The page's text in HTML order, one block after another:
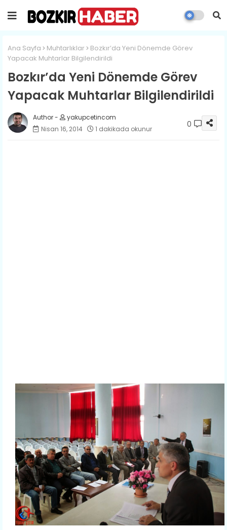
Ana Sayfa Muhtarlıklar
Bozkır’da Yeni Dönemde Görev
Yapacak Muhtarlar Bilgilendirildi
Bozkır’da Yeni Dönemde Görev
Yapacak Muhtarlar Bilgilendirildi
yakupcetincom
Nisan 16, 2014
1 dakikada okunur 0